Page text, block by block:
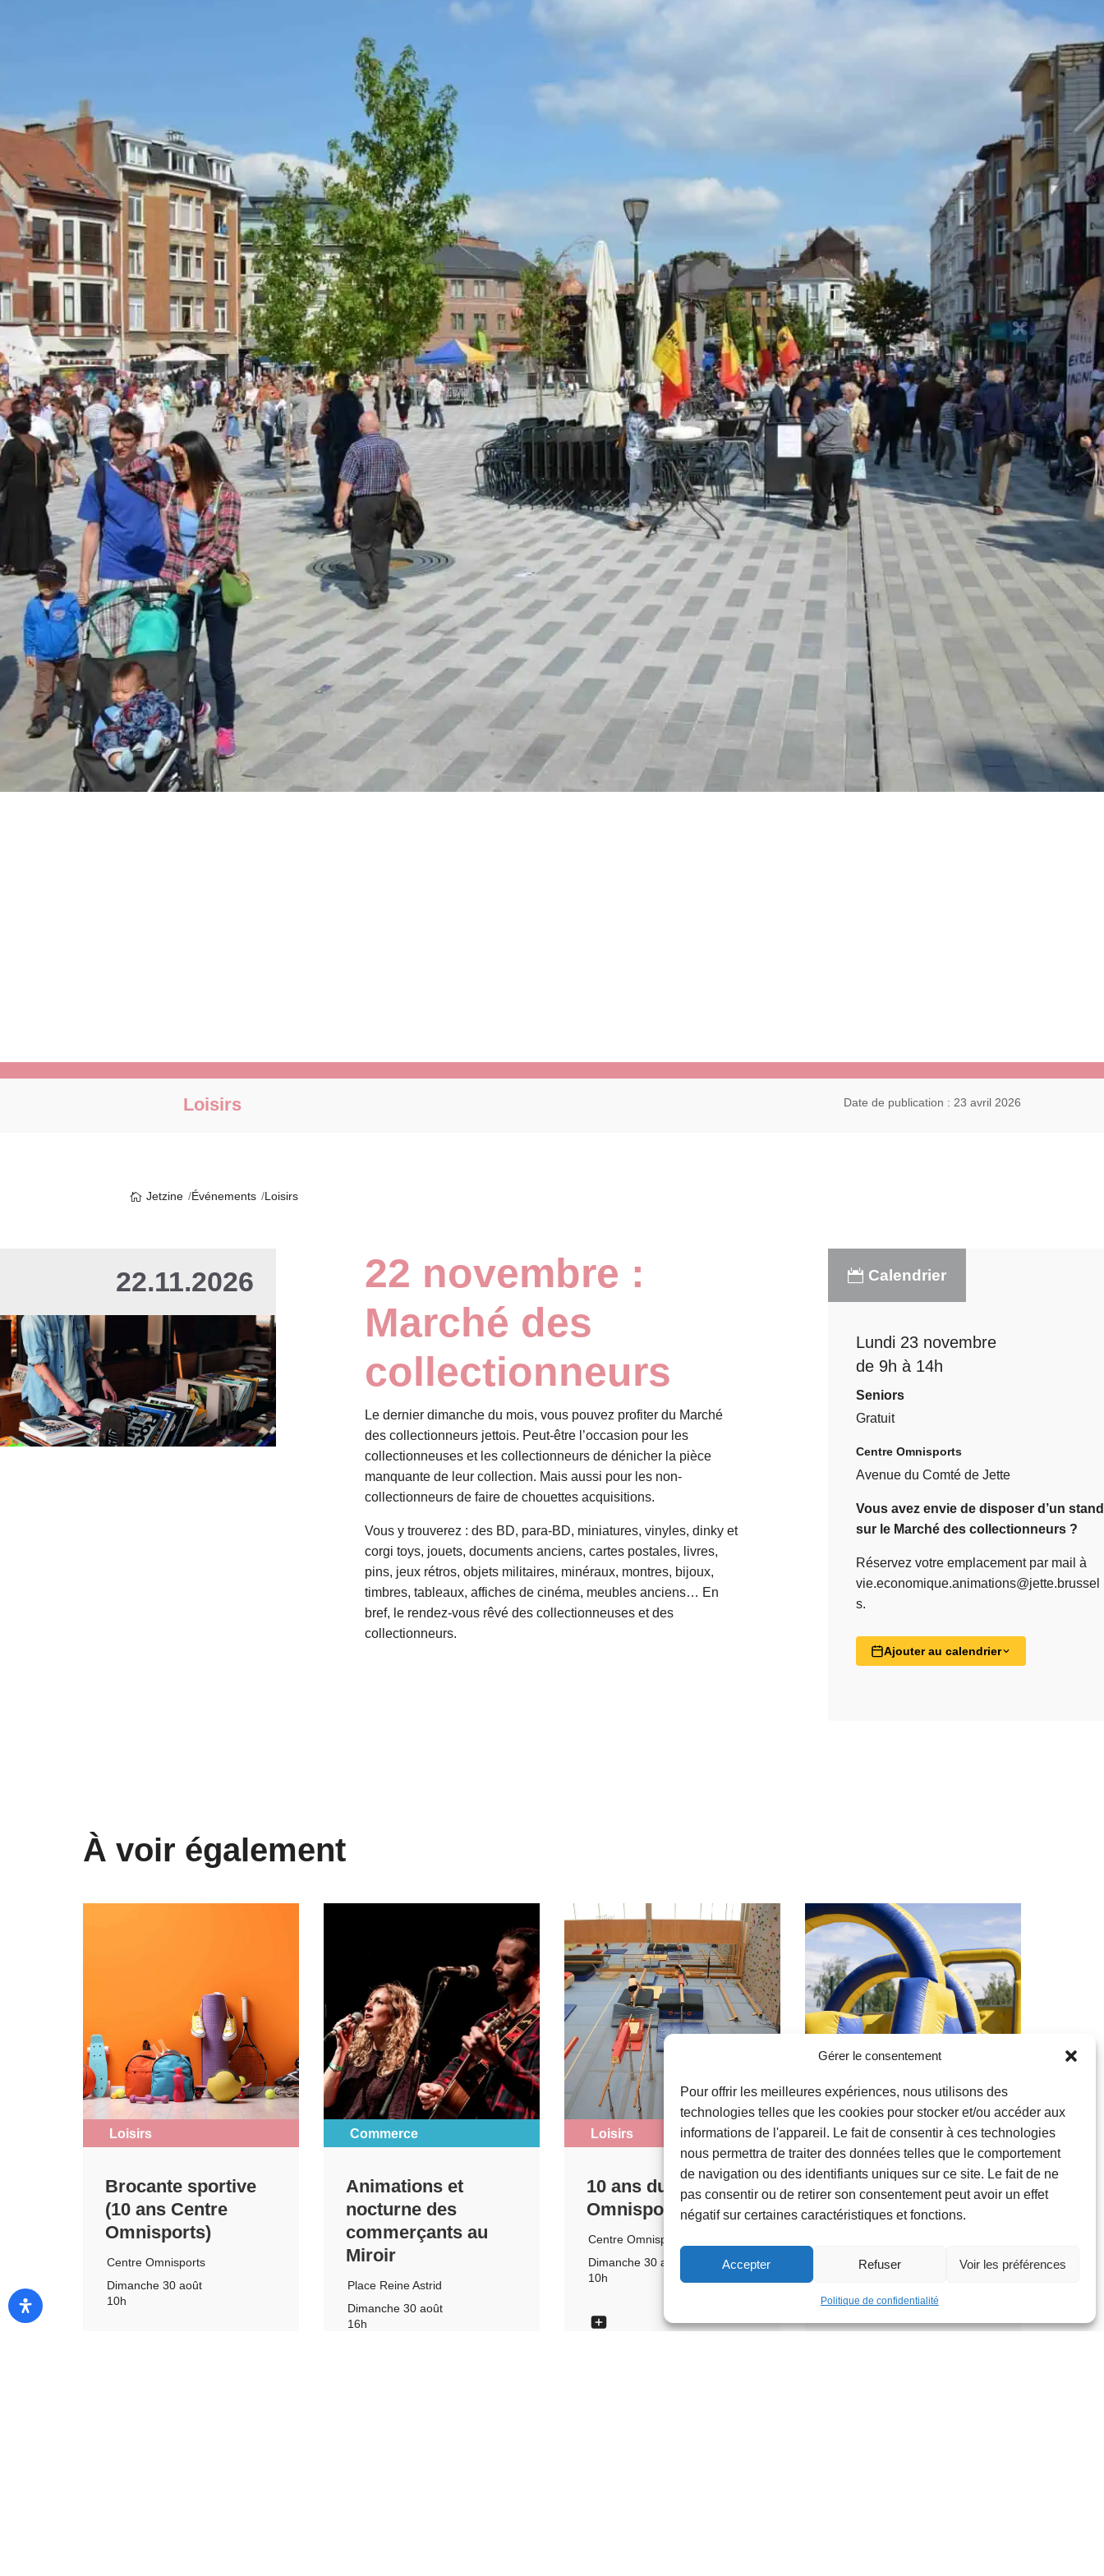
Gérer le consentement
Pour offrir les meilleures expériences, nous utilisons des
technologies telles que les cookies pour stocker et/ou accéder aux
informations de l'appareil. Le fait de consentir à ces technologies
nous permettra de traiter des données telles que le comportement
de navigation ou des identifiants uniques sur ce site. Le fait de ne
pas consentir ou de retirer son consentement peut avoir un effet
négatif sur certaines caractéristiques et fonctions.
Accepter Refuser Voir les préférences
Politique de confidentialité
Loisirs Date de publication : 23 avril 2026
Jetzine Événements Loisirs
22.11.2026
22 novembre :
Marché des
collectionneurs
Le dernier dimanche du mois, vous pouvez profiter du Marché
des collectionneurs jettois. Peut-être l’occasion pour les
collectionneuses et les collectionneurs de dénicher la pièce
manquante de leur collection. Mais aussi pour les non-
collectionneurs de faire de chouettes acquisitions.
Vous y trouverez : des BD, para-BD, miniatures, vinyles, dinky et
corgi toys, jouets, documents anciens, cartes postales, livres,
pins, jeux rétros, objets militaires, minéraux, montres, bijoux,
timbres, tableaux, affiches de cinéma, meubles anciens… En
bref, le rendez-vous rêvé des collectionneuses et des
collectionneurs.
Calendrier
Lundi 23 novembre
de 9h à 14h
Seniors
Gratuit
Centre Omnisports
Avenue du Comté de Jette
Vous avez envie de disposer d’un stand
sur le Marché des collectionneurs ?
Réservez votre emplacement par mail à
vie.economique.animations@jette.brussel
s.
Ajouter au calendrier
À voir également
Loisirs
Brocante sportive
(10 ans Centre
Omnisports)
Centre Omnisports
Dimanche 30 août
10h
Commerce
Animations et
nocturne des
commerçants au
Miroir
Place Reine Astrid
Dimanche 30 août
16h
Loisirs
10 ans du Centre
Omnisports
Centre Omnisports
Dimanche 30 août
10h
Familles
Parcours
gonflable XXL
Lundi 31 août